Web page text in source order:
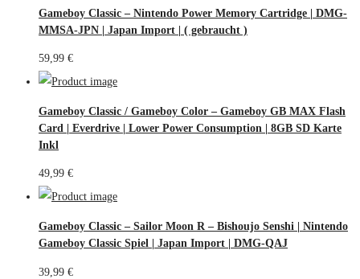
Gameboy Classic – Nintendo Power Memory Cartridge | DMG-
MMSA-JPN | Japan Import | ( gebraucht )
59,99 €
Gameboy Classic / Gameboy Color – Gameboy GB MAX Flash
Card | Everdrive | Lower Power Consumption | 8GB SD Karte
Inkl
49,99 €
Gameboy Classic – Sailor Moon R – Bishoujo Senshi | Nintendo
Gameboy Classic Spiel | Japan Import | DMG-QAJ
39,99 €